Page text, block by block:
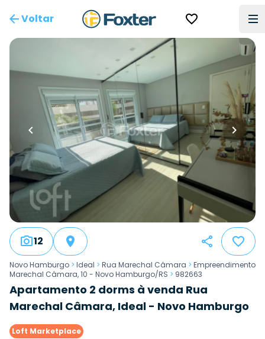
Voltar
12
Novo Hamburgo > Ideal > Rua Marechal Câmara > Empreendimento
Marechal Câmara, 10 - Novo Hamburgo/RS > 982663
Apartamento 2 dorms à venda Rua
Marechal Câmara, Ideal - Novo Hamburgo
Loft Marketplace